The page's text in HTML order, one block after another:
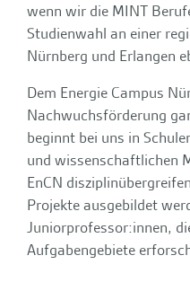
wenn wir die MINT
Studienwahl an einer
Nürnberg und Erlangen
Dem Energie Campus
Nachwuchsförderung
beginnt bei uns in
und wissenschaftlichen
EnCN
Projekte ausgebildet
Juniorprofessor:innen,
Aufgabengebiete